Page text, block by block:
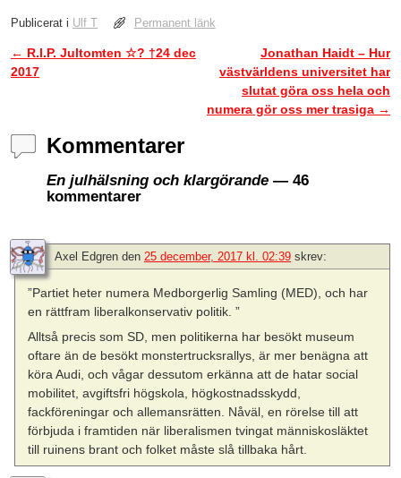
Publicerat i Ulf T Permanent länk
Inläggsnavigering
← R.I.P. Jultomten ☆? †24 dec
2017
Jonathan Haidt – Hur
västvärldens universitet har
slutat göra oss hela och
numera gör oss mer trasiga →
Kommentarer
En julhälsning och klargörande — 46
kommentarer
Axel Edgren den 25 december, 2017 kl. 02:39 skrev:
”Partiet heter numera Medborgerlig Samling (MED), och har
en rättfram liberalkonservativ politik. ”
Alltså precis som SD, men politikerna har besökt museum
oftare än de besökt monstertrucksrallys, är mer benägna att
köra Audi, och vågar dessutom erkänna att de hatar social
mobilitet, avgiftsfri högskola, högkostnadsskydd,
fackföreningar och allemansrätten. Nåväl, en rörelse till att
förbjuda i framtiden när liberalismen tvingat människosläktet
till ruinens brant och folket måste slå tillbaka hårt.